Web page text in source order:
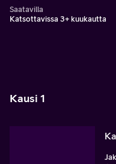
Saatavilla
Katsottavissa 3+ kuukautta
Kausi 1